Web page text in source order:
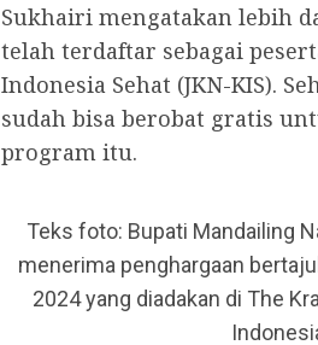
Sukhairi mengatakan lebih
telah terdaftar sebagai
Indonesia Sehat (JKN-KIS).
sudah bisa berobat gratis
program itu.
Teks foto: Bupati Mandailing
menerima penghargaan
2024 yang diadakan di The